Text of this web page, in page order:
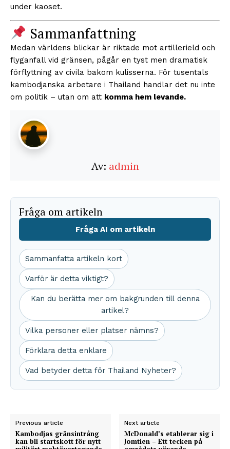
under kaoset.
Sammanfattning
Medan världens blickar är riktade mot artillerield och
flyganfall vid gränsen, pågår en tyst men dramatisk
förflyttning av civila bakom kulisserna. För tusentals
kambodjanska arbetare i Thailand handlar det nu inte
om politik – utan om att komma hem levande.
Av: admin
Fråga om artikeln
Fråga AI om artikeln
Sammanfatta artikeln kort
Varför är detta viktigt?
Kan du berätta mer om bakgrunden till denna
artikel?
Vilka personer eller platser nämns?
Förklara detta enklare
Vad betyder detta för Thailand Nyheter?
Previous article
Kambodjas gränsintrång
kan bli startskott för nytt
Next article
McDonald’s etablerar sig i
Jomtien – Ett tecken på